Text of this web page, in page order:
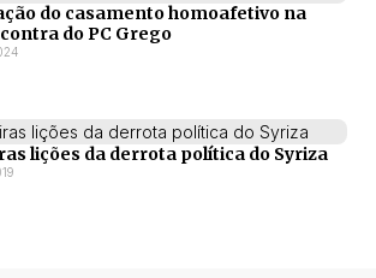
do casamento homoafetivo na
do PC Grego
lições da derrota política do Syriza